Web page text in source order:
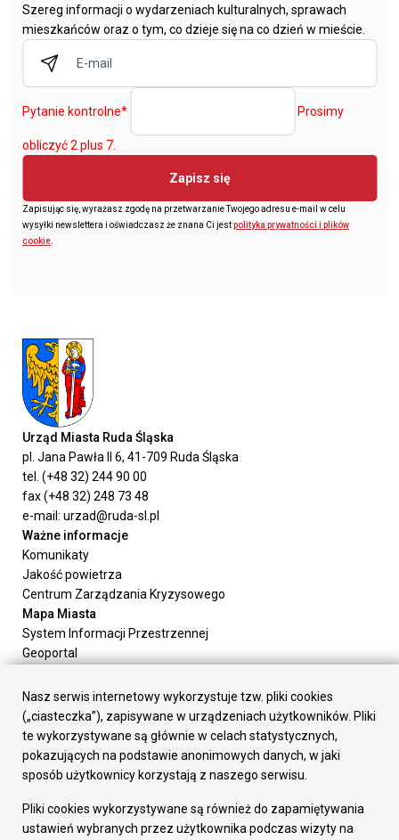
Szereg informacji o wydarzeniach kulturalnych, sprawach
mieszkańców oraz o tym, co dzieje się na co dzień w mieście.
Pytanie kontrolne* Prosimy
obliczyć 2 plus 7.
Zapisz się
Zapisując się, wyrażasz zgodę na przetwarzanie Twojego adresu e-mail w celu
wysyłki newslettera i oświadczasz że znana Ci jestpolityka prywatności i plików
cookie
Urząd Miasta Ruda Śląska
pl. Jana Pawła II 6, 41-709 Ruda Śląska
tel. (+48 32) 244 90 00
fax (+48 32) 248 73 48
e-mail: urzad@ruda-sl.pl
Ważne informacje
Komunikaty
Jakość powietrza
Centrum Zarządzania Kryzysowego
Mapa Miasta
System Informacji Przestrzennej
Geoportal
Załatw sprawę
Prezydent Miasta
Rada Miasta
Wydziały
Elektroniczna Skrzynka Podawcza
Gospodarka
Fundusze europejskie
Nasz serwis internetowy wykorzystuje tzw. pliki cookies
(„ciasteczka”), zapisywane w urządzeniach użytkowników. Pliki
te wykorzystywane są głównie w celach statystycznych,
pokazujących na podstawie anonimowych danych, w jaki
sposób użytkownicy korzystają z naszego serwisu.
Pliki cookies wykorzystywane są również do zapamiętywania
ustawień wybranych przez użytkownika podczas wizyty na